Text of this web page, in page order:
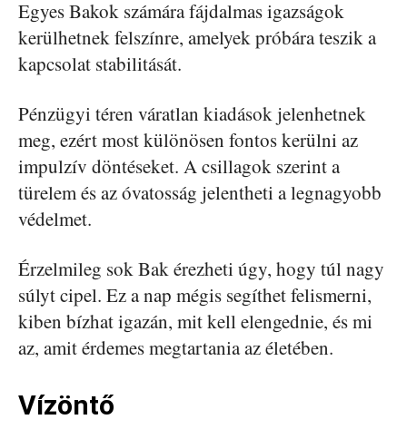
Egyes Bakok számára fájdalmas igazságok
kerülhetnek felszínre, amelyek próbára teszik a
kapcsolat stabilitását.
Pénzügyi téren váratlan kiadások jelenhetnek
meg, ezért most különösen fontos kerülni az
impulzív döntéseket. A csillagok szerint a
türelem és az óvatosság jelentheti a legnagyobb
védelmet.
Érzelmileg sok Bak érezheti úgy, hogy túl nagy
súlyt cipel. Ez a nap mégis segíthet felismerni,
kiben bízhat igazán, mit kell elengednie, és mi
az, amit érdemes megtartania az életében.
Vízöntő